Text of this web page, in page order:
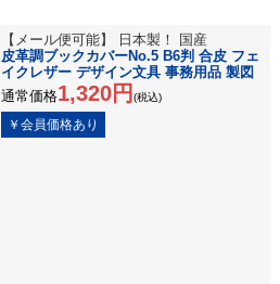
【メール便可能】 日本製！ 国産
皮革調ブックカバーNo.5 B6判 合皮 フェ
イクレザー デザイン文具 事務用品 製図
通常価格1,320円 (税込)